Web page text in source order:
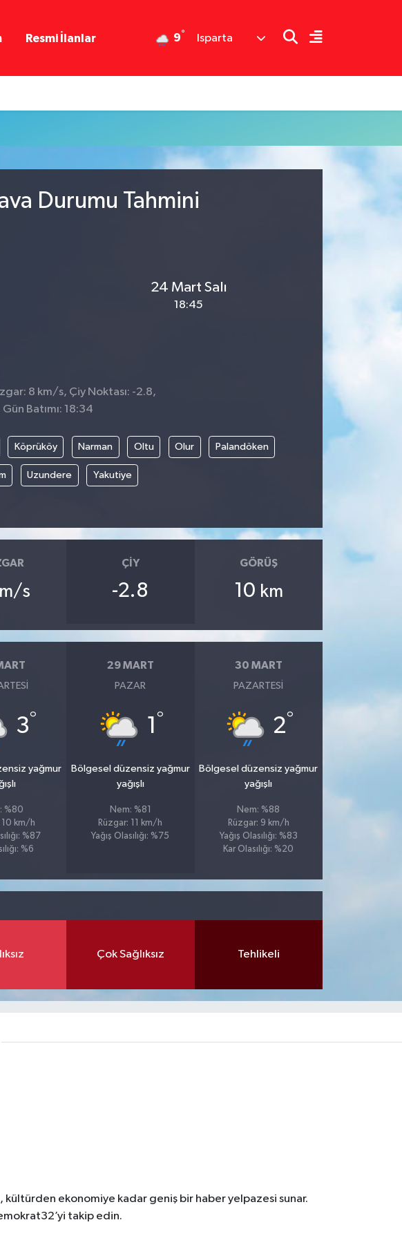
Resmi İlanlar 9° Isparta
Durumu Tahmini
24 Mart Salı
18:45
8 km/s, Çiy Noktası: -2.8,
Batımı: 18:34
Köprüköy Narman Oltu Olur Palandöken
Uzundere Yakutiye
s
ÇIY
-2.8
GÖRÜŞ
10 km
3°
yağmur
%80
10 km/h
%87
%6
29 MART
PAZAR
1 °
Bölgesel düzensiz yağmur
yağışlı
Nem: %81
Rüzgar: 11 km/h
Yağış Olasılığı: %75
30 MART
PAZARTESI
2°
Bölgesel düzensiz yağmur
yağışlı
Nem: %88
Rüzgar: 9 km/h
Yağış Olasılığı: %83
Kar Olasılığı: %20
Çok Sağlıksız Tehlikeli
kültürden ekonomiye kadar geniş bir haber yelpazesi sunar.
takip edin.